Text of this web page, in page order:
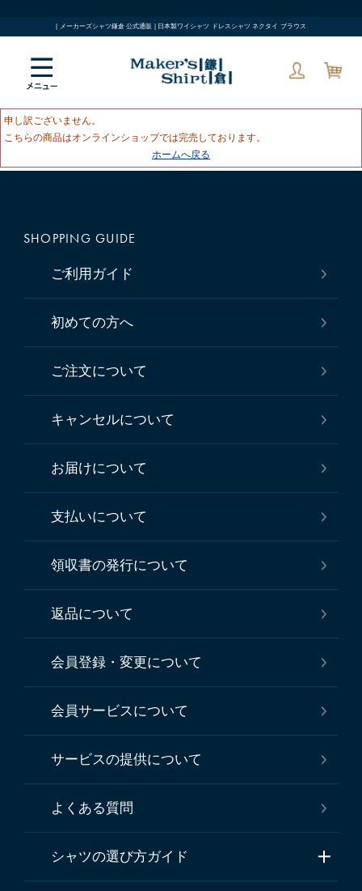
| メーカーズシャツ鎌倉 公式通販 | 日本製ワイシャツ ドレスシャツ ネクタイ ブラウス
申し訳ございません。
こちらの商品はオンラインショップでは完売しております。
ホームへ戻る
SHOPPING GUIDE
ご利用ガイド
初めての方へ
ご注文について
キャンセルについて
お届けについて
支払いについて
領収書の発行について
返品について
会員登録・変更について
会員サービスについて
サービスの提供について
よくある質問
シャツの選び方ガイド